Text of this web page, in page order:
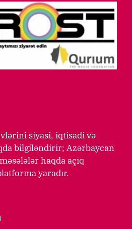
siyasi, iqtisadi və
bilgiləndirir; Azərbaycan
haqda açıq
yaradır.